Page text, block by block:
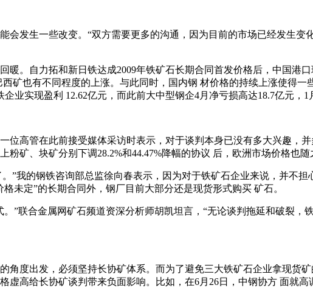
发生一些改变。“双方需要更多的沟通，因为目前的市场已经发生变
。自力拓和新日铁达成2009年铁矿石长期合同首发价格后，中国港
矿也有不同程度的上涨。与此同时，国内钢 材价格的持续上涨使得
业实现盈利 12.62亿元，而此前大中型钢企4月净亏损高达18.7亿元，1
高管在此前接受媒体采访时表示，对于谈判本身已没有多大兴趣，
粉矿、块矿分别下调28.2%和44.47%降幅的协议 后，欧洲市场价格也
”我的钢铁咨询部总监徐向春表示，因为对于铁矿石企业来说，并不
未定”的长期合同外，钢厂目前大部分还是现货形式购买 矿石。
”联合金属网矿石频道资深分析师胡凯坦言，“无论谈判拖延和破裂，
度出发，必须坚持长协矿体系。而为了避免三大铁矿石企业拿现货
虚高给长协矿谈判带来负面影响。比如，在6月26日，中钢协方 面就